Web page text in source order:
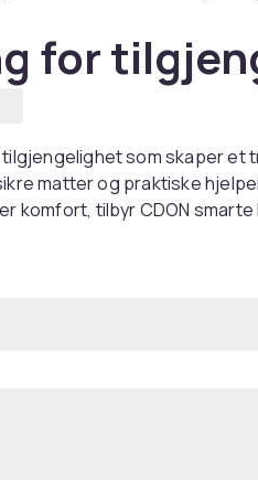
for
som skaper et
matter og praktiske
komfort, tilbyr CDON